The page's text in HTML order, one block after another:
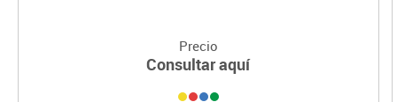
Precio
Consultar aquí